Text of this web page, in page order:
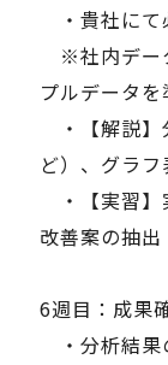
・貴社にて
※社内デー
プルデータ
・【解説】
ど）、グラ
・【実習】
改善案の抽出
6週目：成果
・分析結果